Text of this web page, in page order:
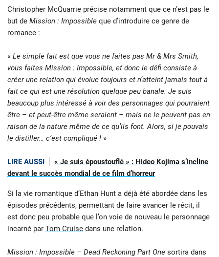
Christopher McQuarrie précise notamment que ce n’est pas le
but de Mission : Impossible que d’introduire ce genre de
romance :
« Le simple fait est que vous ne faites pas Mr & Mrs Smith,
vous faites Mission : Impossible, et donc le défi consiste à
créer une relation qui évolue toujours et n’atteint jamais tout à
fait ce qui est une résolution quelque peu banale. Je suis
beaucoup plus intéressé à voir des personnages qui pourraient
être – et peut-être même seraient – mais ne le peuvent pas en
raison de la nature même de ce qu’ils font. Alors, si je pouvais
le distiller… c’est compliqué ! »
LIRE AUSSI
« Je suis époustouflé » : Hideo Kojima s’incline
devant le succès mondial de ce film d’horreur
Si la vie romantique d’Ethan Hunt a déjà été abordée dans les
épisodes précédents, permettant de faire avancer le récit, il
est donc peu probable que l’on voie de nouveau le personnage
incarné par Tom Cruise dans une relation.
Mission : Impossible – Dead Reckoning Part One sortira dans